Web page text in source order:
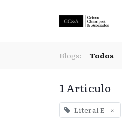
Blogs: Todos
1 Articulo
Literal E ×